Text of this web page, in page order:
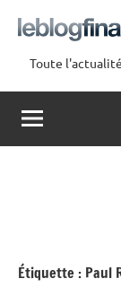
contenu
Le
Blog
Finance
Toute
Étiquette : Paul